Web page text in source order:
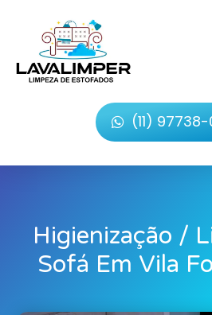
(11)
Higienização /
Sofá Em Vila